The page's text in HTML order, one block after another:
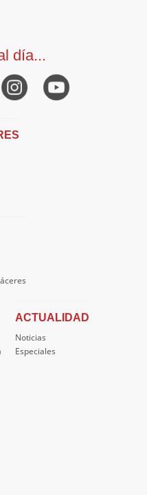
día...
ACTUALIDAD
Noticias
Especiales